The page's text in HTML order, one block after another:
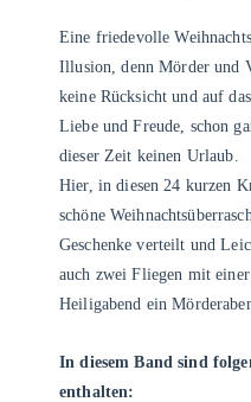
Eine friedevolle
Illusion, denn Mörder und
keine Rücksicht und auf
Liebe und Freude, schon
dieser Zeit keinen Urlaub.
Hier, in diesen 24 kurzen
schöne
Geschenke verteilt und
auch zwei Fliegen mit
Heiligabend ein
In diesem Band sind
enthalten: